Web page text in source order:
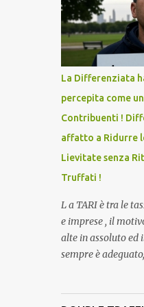
lo scopo della
tempo ribattezzo'
del Capo, era
andava bene
Ambiente"!
La Differenziata
percepita come
Contribuenti !
affatto a Ridurre
Lievitate senza
Truffati !
L a TARI è tra le
e imprese , il
alte in assoluto ed
sempre è
cittadini